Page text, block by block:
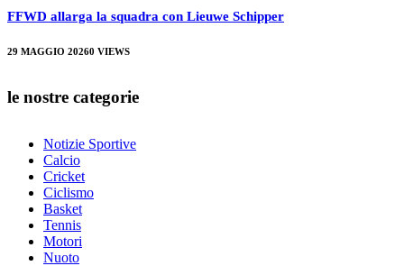
FFWD allarga la squadra con Lieuwe Schipper
29 MAGGIO 20260 VIEWS
le nostre categorie
Notizie Sportive
Calcio
Cricket
Ciclismo
Basket
Tennis
Motori
Nuoto